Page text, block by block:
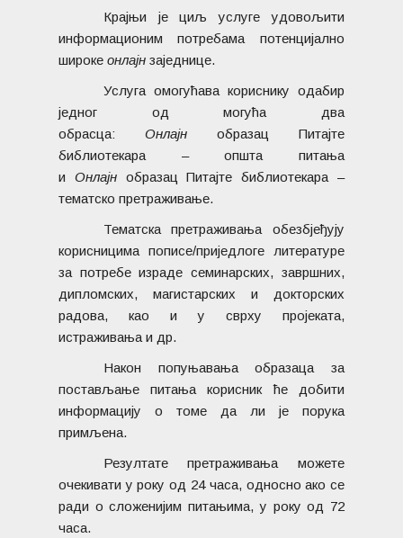
Крајњи је циљ услуге удовољити
информационим потребама потенцијално
широке онлајнзаједнице.
Услуга омогућава кориснику одабир
једног од могућа два
обрасца: Онлајнобразац Питајте
библиотекара – општа питања
и Онлајнобразац Питајте библиотекара –
тематско претраживање.
Тематска претраживања обезбјеђују
корисницима пописе/приједлоге литературе
за потребе израде семинарских, завршних,
дипломских, магистарских и докторских
радова, као и у сврху пројеката,
истраживања и др.
Након попуњавања образаца за
постављање питања корисник ће добити
информацију о томе да ли је порука
примљена.
Резултате претраживања можете
очекивати у року од 24 часа, односно ако се
ради о сложенијим питањима, у року од 72
часа.